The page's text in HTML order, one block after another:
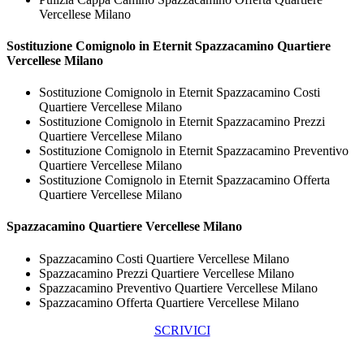
Vercellese Milano
Sostituzione Comignolo in Eternit Spazzacamino Quartiere
Vercellese Milano
Sostituzione Comignolo in Eternit Spazzacamino Costi
Quartiere Vercellese Milano
Sostituzione Comignolo in Eternit Spazzacamino Prezzi
Quartiere Vercellese Milano
Sostituzione Comignolo in Eternit Spazzacamino Preventivo
Quartiere Vercellese Milano
Sostituzione Comignolo in Eternit Spazzacamino Offerta
Quartiere Vercellese Milano
Spazzacamino Quartiere Vercellese Milano
Spazzacamino Costi Quartiere Vercellese Milano
Spazzacamino Prezzi Quartiere Vercellese Milano
Spazzacamino Preventivo Quartiere Vercellese Milano
Spazzacamino Offerta Quartiere Vercellese Milano
SCRIVICI